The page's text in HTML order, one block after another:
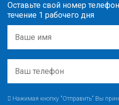
Оставьте свой номер
течение 1 рабочего дня
Нажимая кнопку "Отправить" Вы